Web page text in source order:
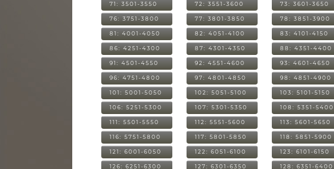
71: 3501-3550 72: 3551-3600 73: 3601-3650
76: 3751-3800 77: 3801-3850 78: 3851-3900
81: 4001-4050 82: 4051-4100 83: 4101-4150
86: 4251-4300 87: 4301-4350 88: 4351-4400
91: 4501-4550 92: 4551-4600 93: 4601-4650
96: 4751-4800 97: 4801-4850 98: 4851-4900
101: 5001-5050 102: 5051-5100 103: 5101-5150
106: 5251-5300 107: 5301-5350 108: 5351-5400
111: 5501-5550 112: 5551-5600 113: 5601-5650
116: 5751-5800 117: 5801-5850 118: 5851-5900
121: 6001-6050 122: 6051-6100 123: 6101-6150
126: 6251-6300 127: 6301-6350 128: 6351-6400